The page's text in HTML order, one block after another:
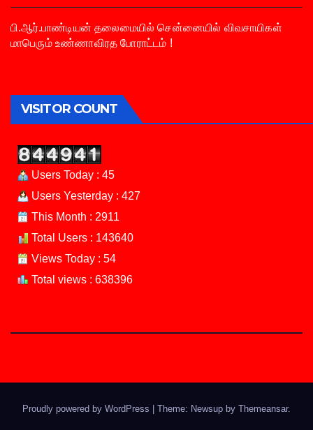
பி.ஆர்.பாண்டியன் தலைமையில் சென்னையில் விவசாயிகள்
மாபெரும் உண்ணாவிரத போராட்டம் !
VISITOR COUNT
Users Today : 45
Users Yesterday : 427
This Month : 2911
Total Users : 143640
Views Today : 54
Total views : 638396
Proudly powered by WordPress | Theme: Newsup by Themeansar.